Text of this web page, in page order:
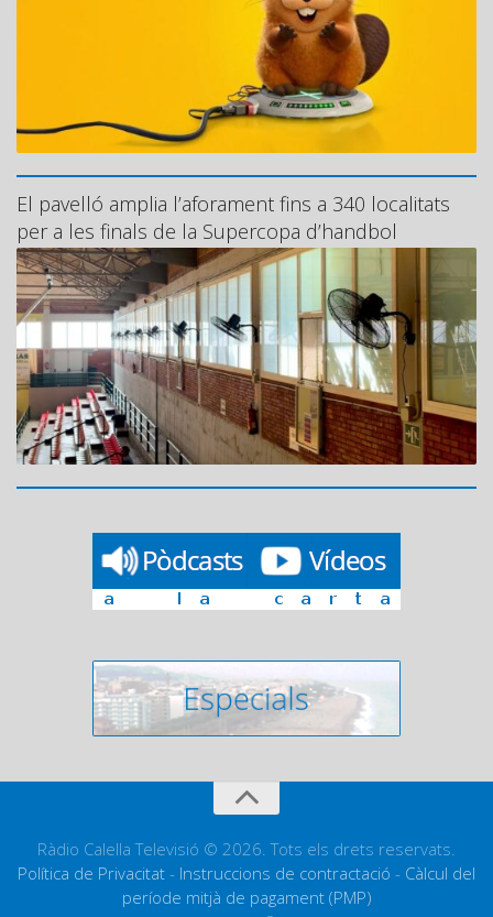
El pavelló amplia l’aforament fins a 340 localitats
per a les finals de la Supercopa d’handbol
Ràdio Calella Televisió © 2026. Tots els drets reservats.
Política de Privacitat - Instruccions de contractació - Càlcul del
període mitjà de pagament (PMP)